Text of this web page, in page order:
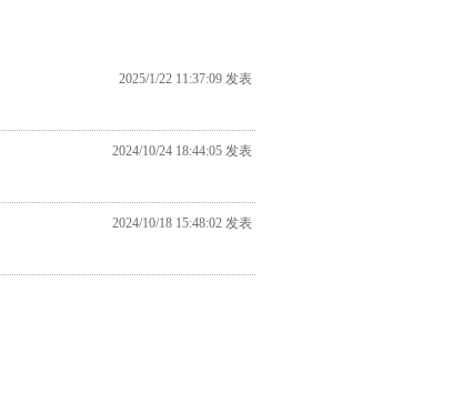
2025/1/22 11:37:09 发表
2024/10/24 18:44:05 发表
2024/10/18 15:48:02 发表